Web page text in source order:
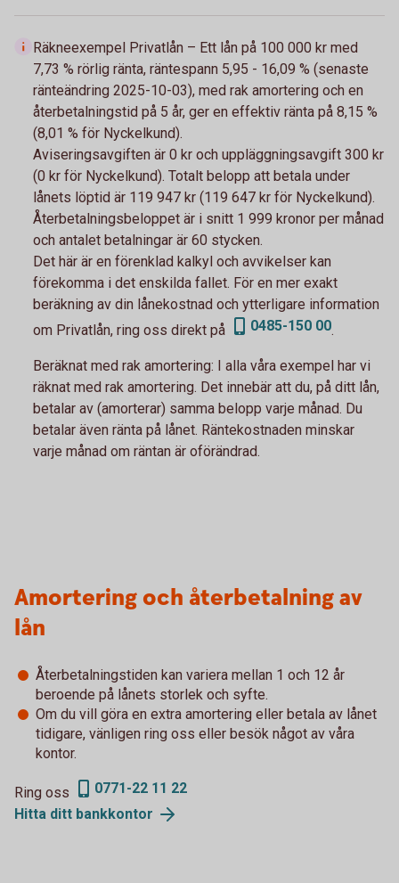
Räkneexempel Privatlån – Ett lån på 100 000 kr med
7,73 % rörlig ränta, räntespann 5,95 - 16,09 % (senaste
ränteändring 2025-10-03), med rak amortering och en
återbetalningstid på 5 år, ger en effektiv ränta på 8,15 %
(8,01 % för Nyckelkund).
Aviseringsavgiften är 0 kr och uppläggningsavgift 300 kr
(0 kr för Nyckelkund). Totalt belopp att betala under
lånets löptid är 119 947 kr (119 647 kr för Nyckelkund).
Återbetalningsbeloppet är i snitt 1 999 kronor per månad
och antalet betalningar är 60 stycken.
Det här är en förenklad kalkyl och avvikelser kan
förekomma i det enskilda fallet. För en mer exakt
beräkning av din lånekostnad och ytterligare information
om Privatlån, ring oss direkt på
0485-150 00.
Beräknat med rak amortering: I alla våra exempel har vi
räknat med rak amortering. Det innebär att du, på ditt lån,
betalar av (amorterar) samma belopp varje månad. Du
betalar även ränta på lånet. Räntekostnaden minskar
varje månad om räntan är oförändrad.
Amortering och återbetalning av
lån
Återbetalningstiden kan variera mellan 1 och 12 år
beroende på lånets storlek och syfte.
Om du vill göra en extra amortering eller betala av lånet
tidigare, vänligen ring oss eller besök något av våra
kontor.
Ring oss
0771-22 11 22
Hitta ditt bankkontor